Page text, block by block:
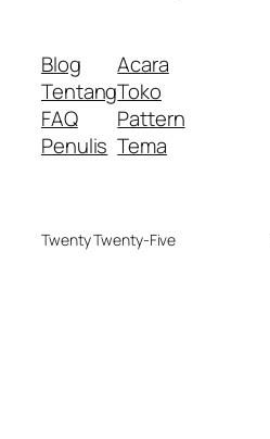
Blog
Tentang
FAQ
Penulis
Acara
Toko
Pattern
Tema
Twenty Twenty-Five